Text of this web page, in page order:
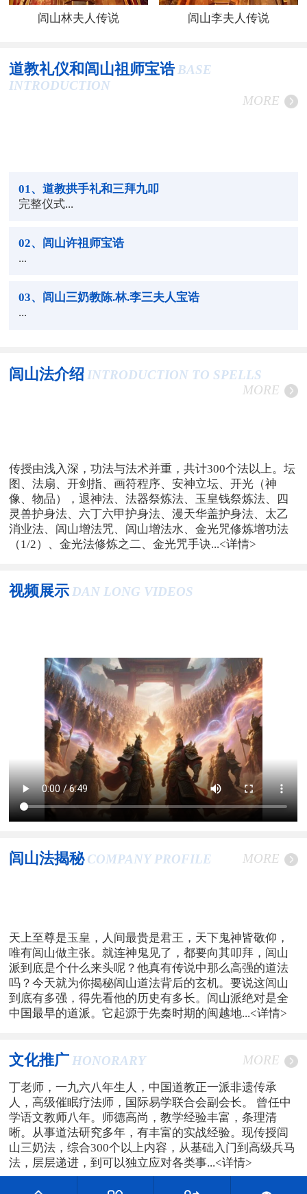
闾山林夫人传说 闾山李夫人传说
道教礼仪和闾山祖师宝诰 BASE
INTRODUCTION
MORE
01 、道教拱手礼和三拜九叩
完整仪式...
02、闾山许祖师宝诰
...
03、闾山三奶教陈.林.李三夫人宝诰
...
闾山法介绍 INTRODUCTION TO SPELLS
MORE
传授由浅入深，功法与法术并重，共计300个法以上。坛
图、法扇、开剑指、画符程序、安神立坛、开光（神
像、物品），退神法、法器祭炼法、玉皇钱祭炼法、四
灵兽护身法、六丁六甲护身法、漫天华盖护身法、太乙
消业法、闾山增法咒、闾山增法水、金光咒修炼增功法
（1/2）、金光法修炼之二、金光咒手诀...<详情>
视频展示 DAN LONG VIDEOS
闾山法揭秘 COMPANY PROFILE MORE
天上至尊是玉皇，人间最贵是君王，天下鬼神皆敬仰，
唯有闾山做主张。就连神鬼见了，都要向其叩拜，闾山
派到底是个什么来头呢？他真有传说中那么高强的道法
吗？今天就为你揭秘闾山道法背后的玄机。要说这闾山
到底有多强，得先看他的历史有多长。闾山派绝对是全
中国最早的道派。它起源于先秦时期的闽越地...<详情>
文化推广 HONORARY MORE
丁老师，一九六八年生人，中国道教正一派非遗传承
人，高级催眠疗法师，国际易学联合会副会长。 曾任中
学语文教师八年。师德高尚，教学经验丰富，条理清
晰。从事道法研究多年，有丰富的实战经验。现传授闾
山三奶法，综合300个以上内容，从基础入门到高级兵马
法，层层递进，到可以独立应对各类事...<详情>